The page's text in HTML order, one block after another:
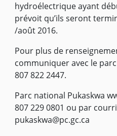
hydroélectrique ayant
prévoit qu’ils seront
/août 2016.
Pour plus de
communiquer avec le
807 822 2447.
Parc national Pukaskwa
807 229 0801 ou par
pukaskwa@pc.gc.ca